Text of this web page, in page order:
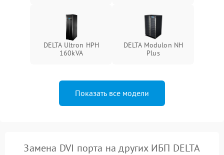
Поломка системы защиты
Подробнее →
Неисправность системы
Повреждение системы
защиты от перегрева
перенапряжения
DELTA Ultron HPH
160kVA
DELTA Modulon NH
Plus
Показать все модели
Замена DVI порта на других ИБП DELTA